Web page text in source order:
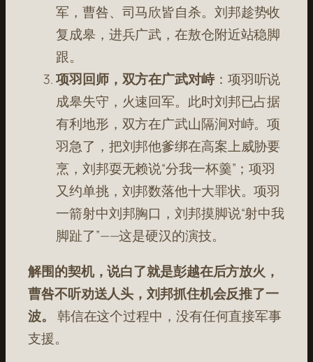
军，曹咎、司马欣皆自杀。刘邦趁势收
复成皋，进兵广武，在敖仓附近站稳脚
跟。
项羽回师，双方在广武对峙：项羽听说
成皋失守，火速回军。此时刘邦已占据
有利地形，双方在广武山隔涧对峙。项
羽急了，把刘邦他爹绑在高案上威胁要
烹，刘邦耍无赖说“分我一杯羹”；项羽
又约单挑，刘邦数落他十大罪状。项羽
一箭射中刘邦胸口，刘邦摸脚说“射中我
脚趾了”——这是硬汉的演技。
解围的契机，说白了就是彭越在后方放火，
曹咎不听劝送人头，刘邦抓住机会反推了一
波。
韩信在这个过程中，没有任何直接军事
支援。